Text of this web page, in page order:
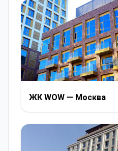
ЖК WOW — Москва